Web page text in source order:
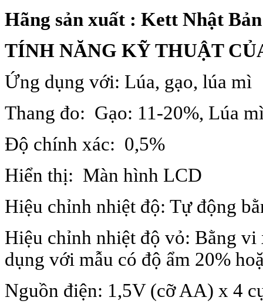
Hãng sản xuất : Kett Nhật Bản
TÍNH NĂNG KỸ THUẬT
Ứng dụng với: Lúa, gạo, lúa mì
Thang đo: Gạo: 11-20%, Lúa
Độ chính xác: 0,5%
Hiển thị: Màn hình LCD
Hiệu chỉnh nhiệt độ: Tự động
Hiệu chỉnh nhiệt độ vỏ: Bằng
dụng với mẫu có độ ẩm 20%
Nguồn điện: 1,5V (cỡ AA) x 4